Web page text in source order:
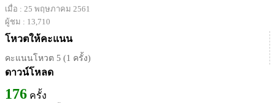
เมื่อ : 25 พฤษภาคม 2561
ผู้ชม : 13,710
โหวตให้คะแนน
คะแนนโหวต 5 (1 ครั้ง)
ดาวน์โหลด
176 ครั้ง